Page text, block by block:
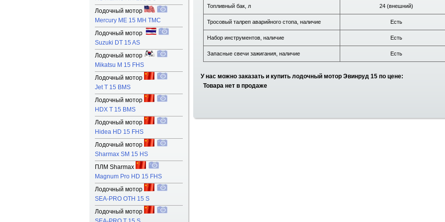
Топливный бак, л 24 (внешний)
Тросовый талреп аварийного стопа, наличие Есть
Набор инструментов, наличие Есть
Запасные свечи зажигания, наличие Есть
У нас можно заказать и купить лодочный мотор Эвинруд 15 по цене:
Товара нет в продаже
Лодочный мотор
Mercury ME 15 MH TMC
Лодочный мотор
Suzuki DT 15 AS
Лодочный мотор
Mikatsu M 15 FHS
Лодочный мотор
Jet T 15 BMS
Лодочный мотор
HDX T 15 BMS
Лодочный мотор
Hidea HD 15 FHS
Лодочный мотор
Sharmax SM 15 HS
ПЛМ Sharmax
Magnum Pro HD 15 FHS
Лодочный мотор
SEA-PRO OTH 15 S
Лодочный мотор